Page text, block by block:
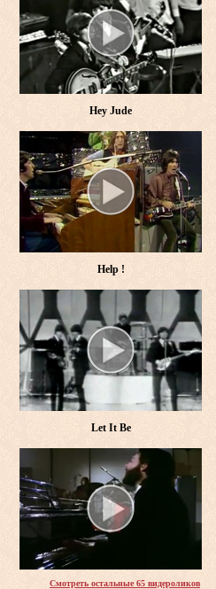
Hey Jude
Help !
Let It Be
Смотреть остальные 65 видероликов